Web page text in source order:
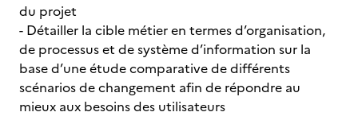
du projet
- Détailler la cible métier en termes d’organisation,
de processus et de système d’information sur la
base d’une étude comparative de différents
scénarios de changement afin de répondre au
mieux aux besoins des utilisateurs